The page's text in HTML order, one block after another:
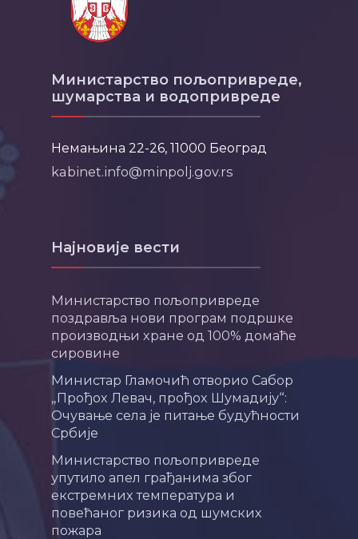
Министарство пољопривреде,
шумарства и водопривреде
Немањина 22-26, 11000 Београд
kabinet.info@minpolj.gov.rs
Најновије вести
Министарство пољопривреде
поздравља нови програм подршке
производњи хране од 100% домаће
сировине
Министар Гламочић отворио Сабор
„Прођох Левач, прођох Шумадију“:
Очување села је питање будућности
Србије
Министарство пољопривреде
упутило апел грађанима због
екстремних температура и
повећаног ризика од шумских
пожара